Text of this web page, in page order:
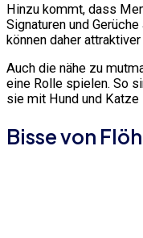
Hinzu kommt, dass
Signaturen und
können daher
Auch die nähe zu
eine Rolle spielen. So
sie mit Hund und
Bisse von